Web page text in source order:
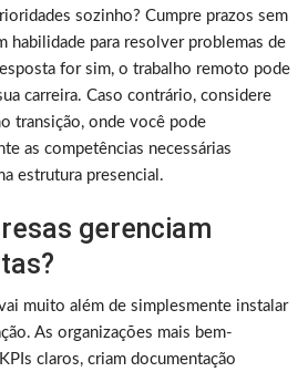
sozinho? Cumpre prazos sem
habilidade para resolver problemas de
for sim, o trabalho remoto pode
carreira. Caso contrário, considere
transição, onde você pode
as competências necessárias
estrutura presencial.
gerenciam
muito além de simplesmente instalar
As organizações mais bem-
claros, criam documentação